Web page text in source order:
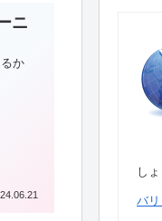
ニ
か
しょ
バ